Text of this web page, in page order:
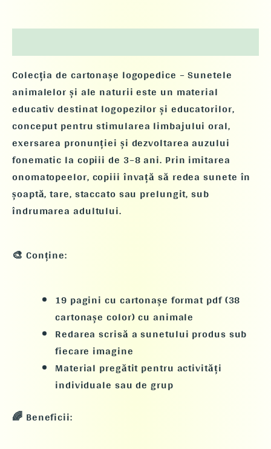
Colecția de cartonașe logopedice – Sunetele
animalelor și ale naturiieste un material
educativ destinatlogopezilor și educatorilor,
conceput pentrustimularea limbajului oral,
exersarea pronunției și dezvoltarea auzului
fonematic la copiii de 3–8 ani. Prin imitarea
onomatopeelor, copiii învață să redea sunete în
șoaptă, tare, staccato sau prelungit, sub
îndrumarea adultului.
🎨 Conține:
19 pagini cu cartonașe format pdf(38
cartonașe color) cu animale
Redarea scrisă asunetului produssub
fiecare imagine
Material pregătit pentru activități
individuale sau de grup
🌈 Beneficii: